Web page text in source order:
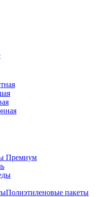
Премиум
Полиэтиленовые пакеты